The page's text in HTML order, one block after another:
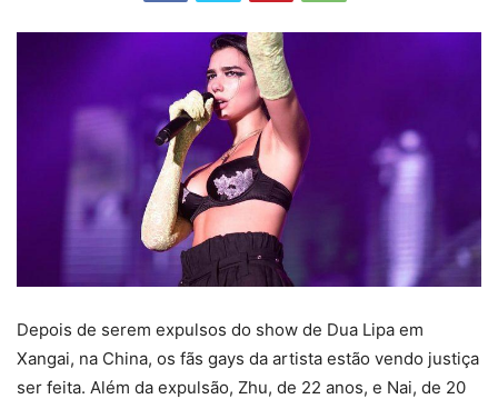
Depois de serem expulsos do show de Dua Lipa em
Xangai, na China, os fãs gays da artista estão vendo justiça
ser feita. Além da expulsão, Zhu, de 22 anos, e Nai, de 20